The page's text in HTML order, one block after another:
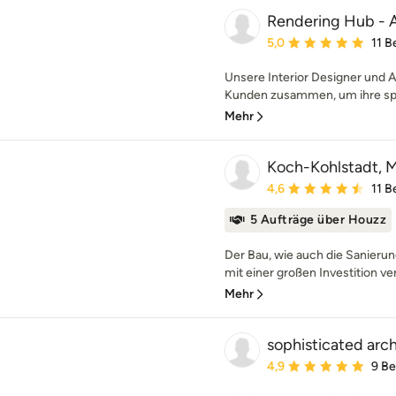
Rendering Hub -
Durchschnittliche
5,0 11
Unsere Interior Designer und
Kunden zusammen, um ihre
Mehr
Koch-Kohlstadt,
Durchschnittliche
4,6 11
5 Aufträge über Houzz
Der Bau, wie auch die
mit einer großen Investition
Mehr
sophisticated
Durchschnittliche
4,9 9